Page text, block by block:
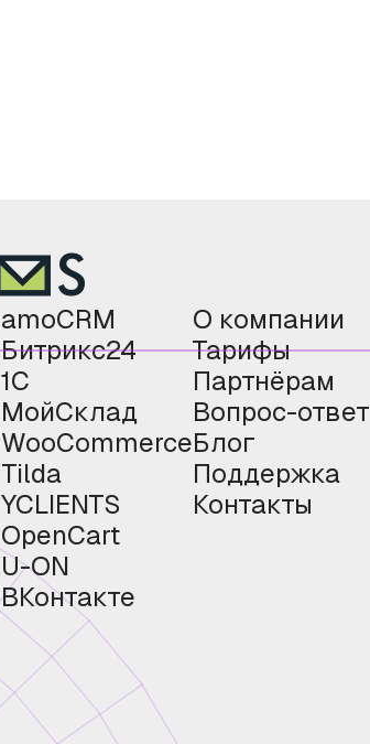
amoCRM
Битрикс24
1С
МойСклад
WooCommerce
Tilda
YCLIENTS
OpenCart
U-ON
ВКонтакте
О компании
Тарифы
Партнёрам
Вопрос-ответ
Блог
Поддержка
Контакты